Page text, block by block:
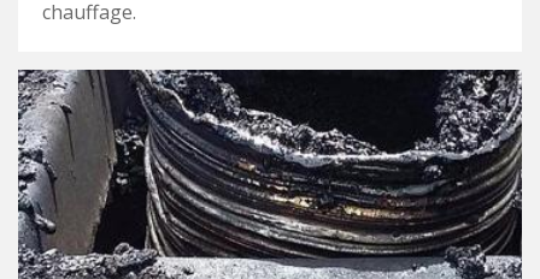
chauffage.